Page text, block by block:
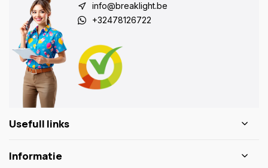
info@breaklight.be
+32478126722
Usefull links
Informatie